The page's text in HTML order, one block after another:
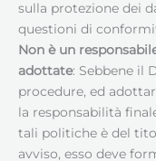
sulla protezione dei
questioni di
Non è un
adottate: Sebbene il
procedure, ed
la responsabilità
tali politiche è del
avviso, esso deve